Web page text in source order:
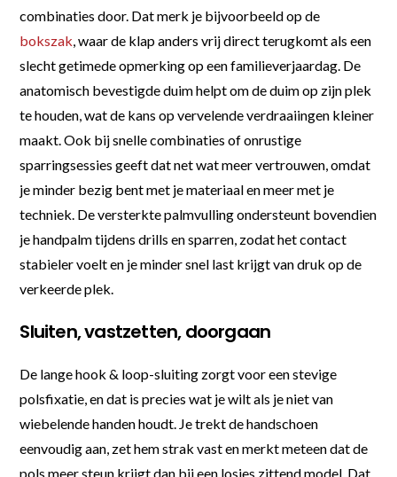
combinaties door. Dat merk je bijvoorbeeld op de
bokszak, waar de klap anders vrij direct terugkomt als een
slecht getimede opmerking op een familieverjaardag. De
anatomisch bevestigde duim helpt om de duim op zijn plek
te houden, wat de kans op vervelende verdraaiingen kleiner
maakt. Ook bij snelle combinaties of onrustige
sparringsessies geeft dat net wat meer vertrouwen, omdat
je minder bezig bent met je materiaal en meer met je
techniek. De versterkte palmvulling ondersteunt bovendien
je handpalm tijdens drills en sparren, zodat het contact
stabieler voelt en je minder snel last krijgt van druk op de
verkeerde plek.
Sluiten, vastzetten, doorgaan
De lange hook & loop-sluiting zorgt voor een stevige
polsfixatie, en dat is precies wat je wilt als je niet van
wiebelende handen houdt. Je trekt de handschoen
eenvoudig aan, zet hem strak vast en merkt meteen dat de
pols meer steun krijgt dan bij een losjes zittend model. Dat